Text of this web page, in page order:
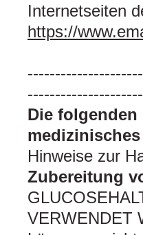
Internetseiten
https://
Die
Hinweise zur
Zubereitung
VERWENDET